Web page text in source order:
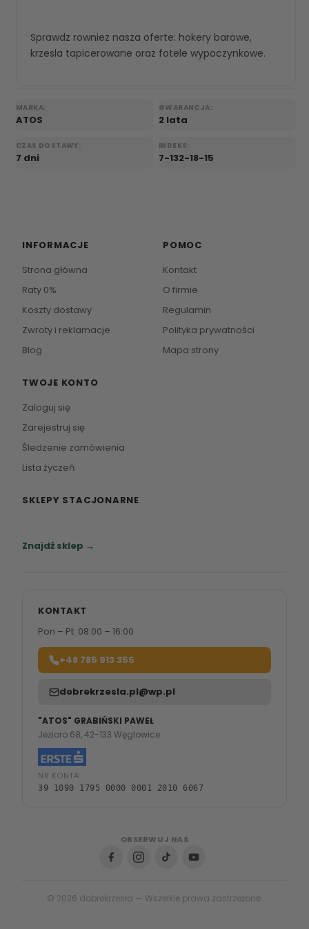
Sprawdz rowniez nasza oferte: hokery barowe,
krzesla tapicerowane oraz fotele wypoczynkowe.
MARKA:
ATOS
GWARANCJA:
2 lata
CZAS DOSTAWY:
7 dni
INDEKS:
7-132-18-15
INFORMACJE
Strona główna
Raty 0%
Koszty dostawy
Zwroty i reklamacje
Blog
POMOC
Kontakt
O firmie
Regulamin
Polityka prywatności
Mapa strony
TWOJE KONTO
Zaloguj się
Zarejestruj się
Śledzenie zamówienia
Lista życzeń
SKLEPY STACJONARNE
Znajdź sklep →
KONTAKT
Pon – Pt: 08:00 – 16:00
+48 785 913 355
dobrekrzesla.pl@wp.pl
"ATOS" GRABIŃSKI PAWEŁ
Jezioro 68, 42-133 Węglowice
NR KONTA:
39 1090 1795 0000 0001 2010 6067
OBSERWUJ NAS
© 2026 dobrekrzesła — Wszelkie prawa zastrzeżone.